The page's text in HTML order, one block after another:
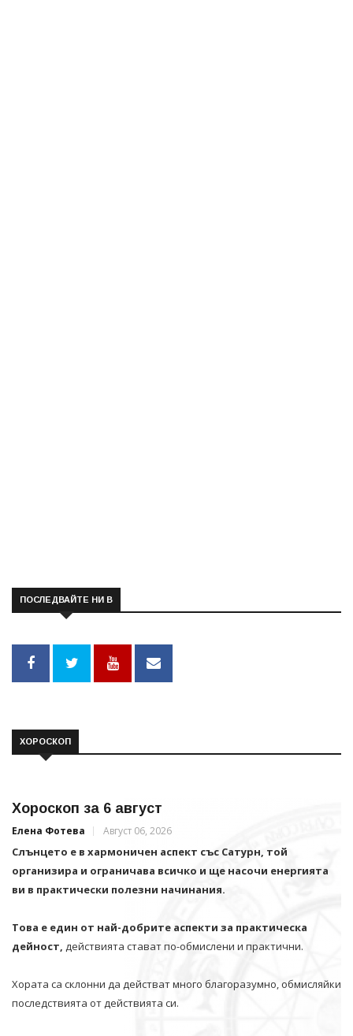
ПОСЛЕДВАЙТЕ НИ В
ХОРОСКОП
Хороскоп за 6 август
Елена Фотева Август 06, 2026
Слънцето е в хармоничен аспект със Сатурн, той
организира и ограничава всичко и щe насочи енергията
ви в практически полезни начинания.
Това е един от най-добрите аспекти за практическа
дейност, действията стават по-обмислени и практични.
Хората са склонни да действат много благоразумно, обмисляйки
последствията от действията си.